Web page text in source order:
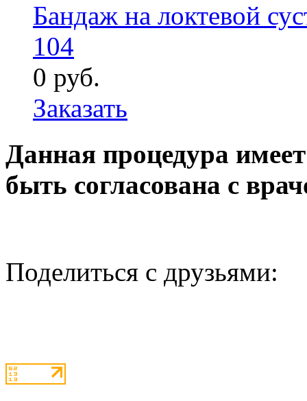
Бандаж на локтевой
104
0 руб.
Заказать
Данная процедура
быть согласована с
Поделиться с друзьями: